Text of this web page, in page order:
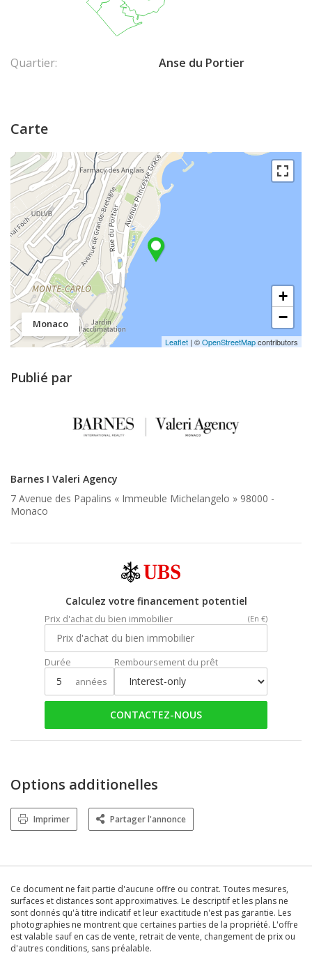
Quartier: Anse du Portier
Carte
Monaco
+
−
Leaflet | ©OpenStreetMapcontributors
Publié par
Barnes I Valeri Agency
7 Avenue des Papalins « Immeuble Michelangelo » 98000 -
Monaco
Calculez votre financement potentiel
Prix d'achat du bien immobilier (En €)
Durée
années
Remboursement du prêt
CONTACTEZ-NOUS
Options additionelles
Imprimer Partager l'annonce
Ce document ne fait partie d'aucune offre ou contrat. Toutes mesures,
surfaces et distances sont approximatives. Le descriptif et les plans ne
sont donnés qu'à titre indicatif et leur exactitude n'est pas garantie. Les
photographies ne montrent que certaines parties de la propriété. L'offre
est valable sauf en cas de vente, retrait de vente, changement de prix ou
d'autres conditions, sans préalable.